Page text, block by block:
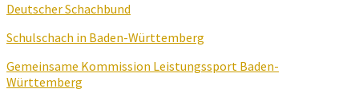
Deutscher Schachbund
Schulschach in Baden-Württemberg
Gemeinsame Kommission Leistungssport Baden-
Württemberg